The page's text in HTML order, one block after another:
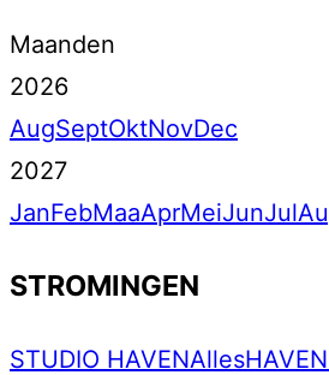
Maanden
2026
AugSeptOktNovDec
2027
JanFebMaaAprMeiJunJul
STROMINGEN
STUDIO HAVENAllesHAVEN